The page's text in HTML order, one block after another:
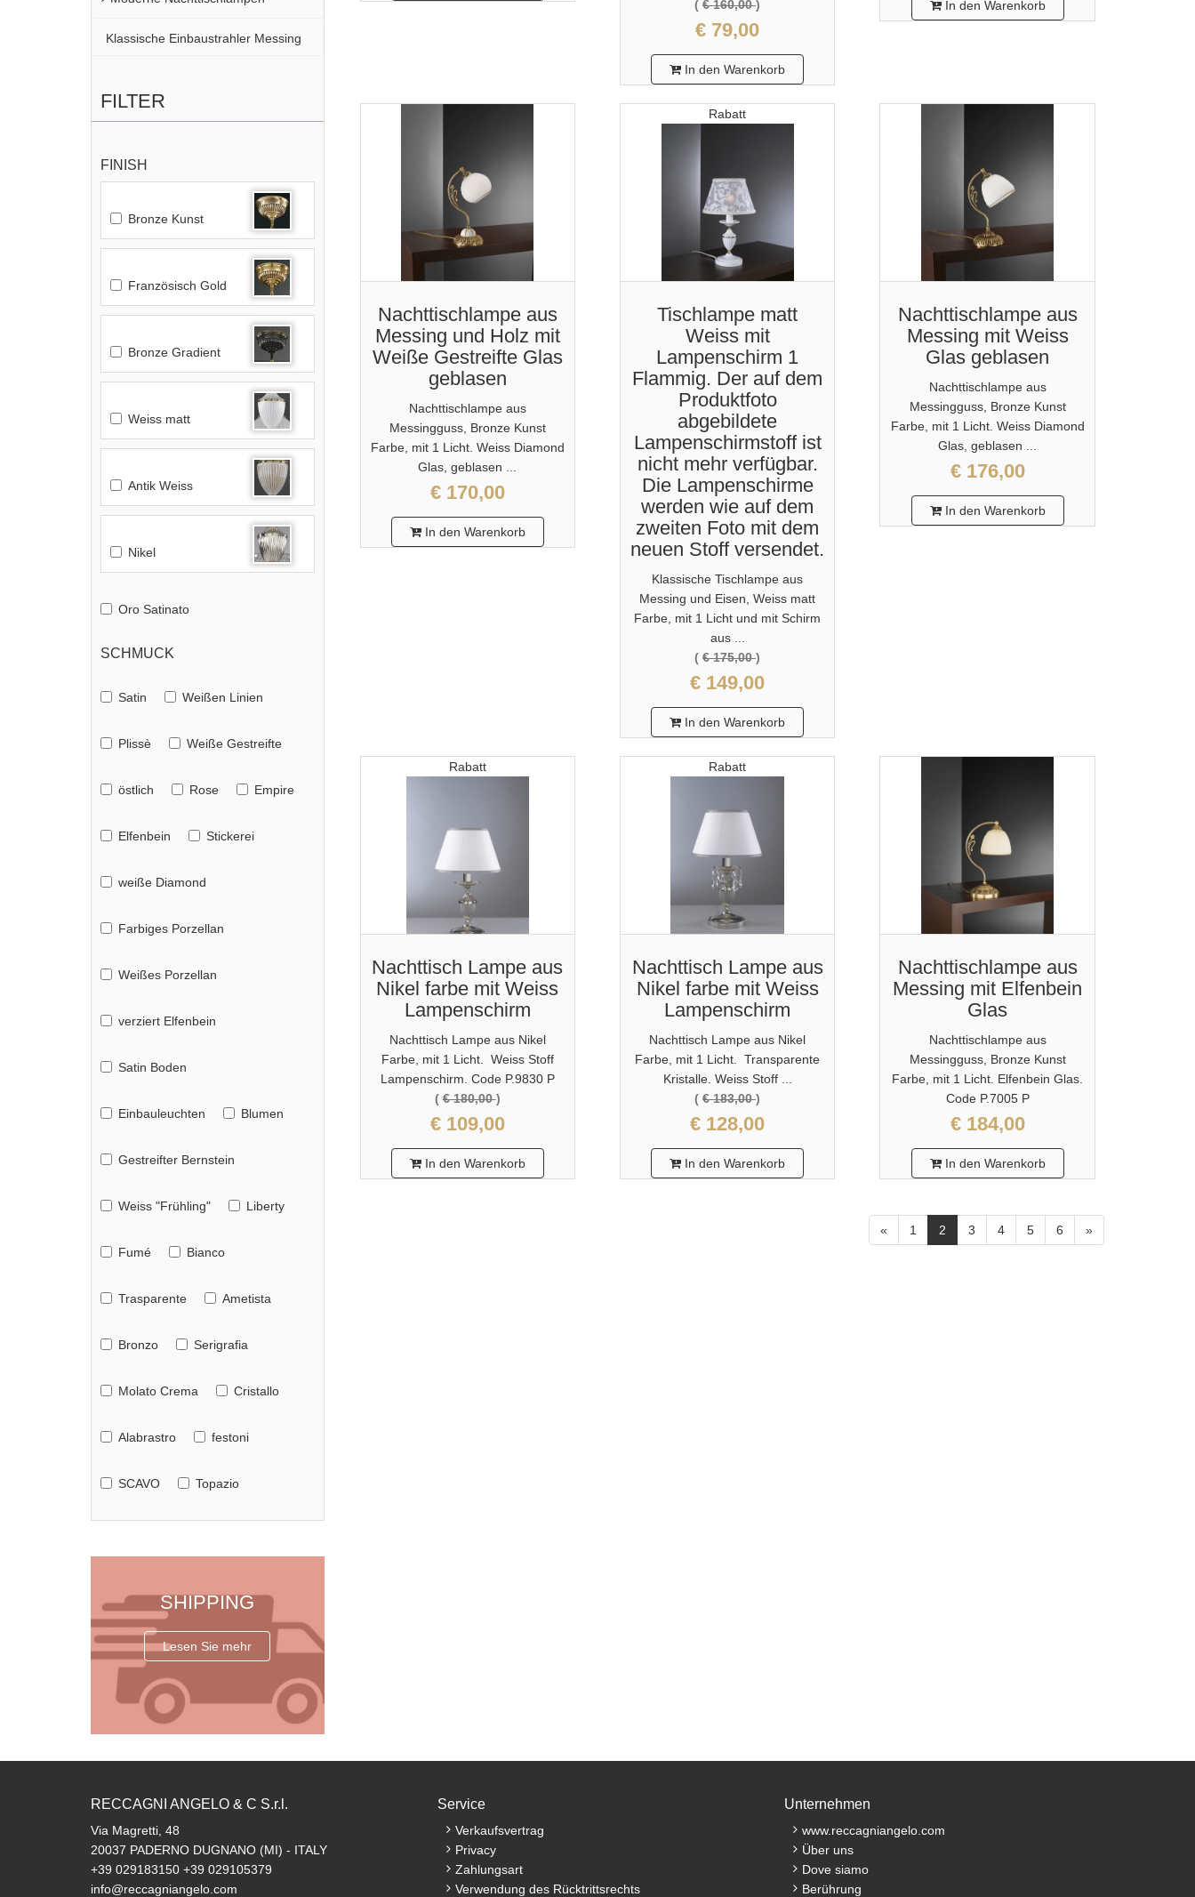
Klassische Einbaustrahler Messing
FILTER
FINISH
Bronze Kunst
Französisch Gold
Bronze Gradient
Weiss matt
Antik Weiss
Nikel
Oro Satinato
SCHMUCK
Satin Weißen Linien
Plissè Weiße Gestreifte
östlich Rose Empire
Elfenbein Stickerei
weiße Diamond
Farbiges Porzellan
Weißes Porzellan
verziert Elfenbein
Satin Boden
Einbauleuchten Blumen
Gestreifter Bernstein
Weiss "Frühling" Liberty
Fumé Bianco
Trasparente Ametista
Bronzo Serigrafia
Molato Crema Cristallo
Alabrastro festoni
SCAVO Topazio
+39 029183150
contact us
SHIPPING
Lesen Sie mehr
(€ 160,00)
€ 79,00
In den Warenkorb
In den Warenkorb
Nachttischlampe aus
Messing und Holz mit
Weiße Gestreifte Glas
geblasen
Nachttischlampe aus
Messingguss, Bronze Kunst
Farbe, mit 1 Licht. Weiss Diamond
Glas, geblasen ...
€ 170,00
In den Warenkorb
Rabatt
Tischlampe matt
Weiss mit
Lampenschirm 1
Flammig. Der auf dem
Produktfoto
abgebildete
Lampenschirmstoff ist
nicht mehr verfügbar.
Die Lampenschirme
werden wie auf dem
zweiten Foto mit dem
neuen Stoff versendet.
Klassische Tischlampe aus
Messing und Eisen, Weiss matt
Farbe, mit 1 Licht und mit Schirm
aus ...
(€ 175,00)
€ 149,00
In den Warenkorb
Nachttischlampe aus
Messing mit Weiss
Glas geblasen
Nachttischlampe aus
Messingguss, Bronze Kunst
Farbe, mit 1 Licht. Weiss Diamond
Glas, geblasen ...
€ 176,00
In den Warenkorb
Rabatt
Nachttisch Lampe aus
Nikel farbe mit Weiss
Lampenschirm
Nachttisch Lampe aus Nikel
Farbe, mit 1 Licht. Weiss Stoff
Lampenschirm. Code P.9830 P
(€ 180,00)
€ 109,00
In den Warenkorb
Rabatt
Nachttisch Lampe aus
Nikel farbe mit Weiss
Lampenschirm
Nachttisch Lampe aus Nikel
Farbe, mit 1 Licht. Transparente
Kristalle. Weiss Stoff ...
(€ 183,00)
€ 128,00
In den Warenkorb
Nachttischlampe aus
Messing mit Elfenbein
Glas
Nachttischlampe aus
Messingguss, Bronze Kunst
Farbe, mit 1 Licht. Elfenbein Glas.
Code P.7005 P
€ 184,00
In den Warenkorb
« 1 2 3 4 5 6 »
RECCAGNI ANGELO & C S.r.l.
Via Magretti, 48
20037 PADERNO DUGNANO (MI) - ITALY
+39 029183150 +39 029105379
info@reccagniangelo.com
Service
Verkaufsvertrag
Privacy
Zahlungsart
Verwendung des Rücktrittsrechts
Unternehmen
www.reccagniangelo.com
Über uns
Dove siamo
Berührung